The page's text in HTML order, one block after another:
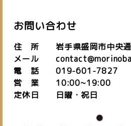
TEL. 019-601-
[営業時間] 10:00~19:00
[定休日] 日・祝
お問い合わせ
住 所 岩手県盛岡市中央通
メール
電 話 019-601-7827
営 業 10:00~19:00
定休日 日曜・祝日